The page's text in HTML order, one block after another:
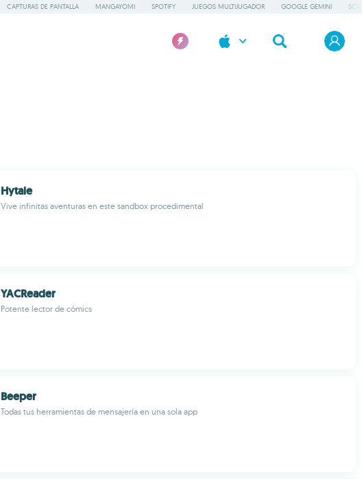
CAPTURAS DE PANTALLA MANGAYOMI SPOTIFY JUEGOS MULTIJUGADOR GOOGLE GEMINI
Hytale
Vive infinitas aventuras en este sandbox procedimental
YACReader
Potente lector de cómics
Beeper
Todas tus herramientas de mensajería en una sola app